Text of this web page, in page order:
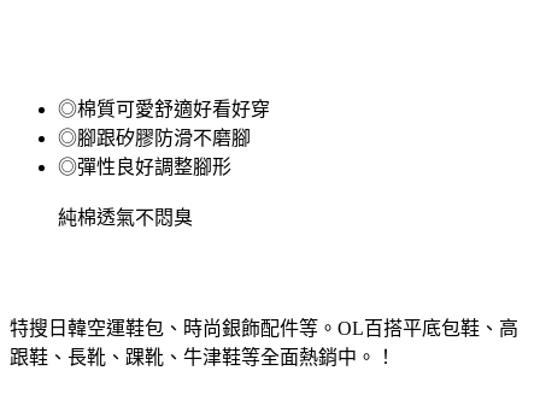
◎棉質可愛舒適好看好穿
◎腳跟矽膠防滑不磨腳
◎彈性良好調整腳形
純棉透氣不悶臭
特搜日韓空運鞋包、時尚銀飾配件等。OL百搭平底包鞋、高
跟鞋、長靴、踝靴、牛津鞋等全面熱銷中。！